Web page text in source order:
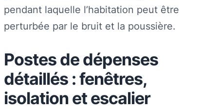
pendant laquelle l’habitation peut être
perturbée par le bruit et la poussière.
Postes de dépenses
détaillés : fenêtres,
isolation et escalier